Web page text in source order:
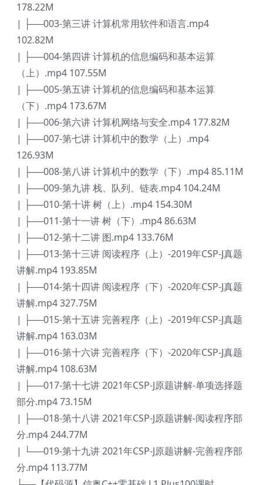
178.22M
| ├──003-第三讲 计算机常用软件和语言.mp4
102.82M
| ├──004-第四讲 计算机的信息编码和基本运算
（上）.mp4 107.55M
| ├──005-第五讲 计算机的信息编码和基本运算
（下）.mp4 173.67M
| ├──006-第六讲 计算机网络与安全.mp4 177.82M
| ├──007-第七讲 计算机中的数学（上）.mp4
126.93M
| ├──008-第八讲 计算机中的数学（下）.mp4 85.11M
| ├──009-第九讲 栈、队列、链表.mp4 104.24M
| ├──010-第十讲 树（上）.mp4 154.30M
| ├──011-第十一讲 树（下）.mp4 86.63M
| ├──012-第十二讲 图.mp4 133.76M
| ├──013-第十三讲 阅读程序（上）-2019年CSP-J真题
讲解.mp4 193.85M
| ├──014-第十四讲 阅读程序（下）-2020年CSP-J真题
讲解.mp4 327.75M
| ├──015-第十五讲 完善程序（上）-2019年CSP-J真题
讲解.mp4 163.03M
| ├──016-第十六讲 完善程序（下）-2020年CSP-J真题
讲解.mp4 108.63M
| ├──017-第十七讲 2021年CSP-J原题讲解-单项选择题
部分.mp4 73.15M
| ├──018-第十八讲 2021年CSP-J原题讲解-阅读程序部
分.mp4 244.77M
| └──019-第十九讲 2021年CSP-J原题讲解-完善程序部
分.mp4 113.77M